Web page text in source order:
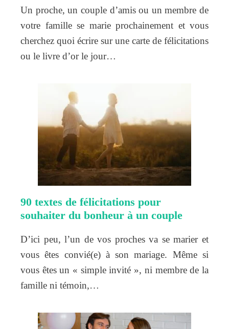
Un proche, un couple d’amis ou un membre de
votre famille se marie prochainement et vous
cherchez quoi écrire sur une carte de félicitations
ou le livre d’or le jour…
90 textes de félicitations pour
souhaiter du bonheur à un couple
D’ici peu, l’un de vos proches va se marier et
vous êtes convié(e) à son mariage. Même si
vous êtes un « simple invité », ni membre de la
famille ni témoin,…